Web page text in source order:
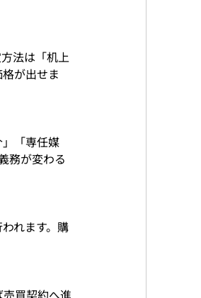
法は「机上
が出せま
「専任媒
務が変わる
れます。購
買契約へ進